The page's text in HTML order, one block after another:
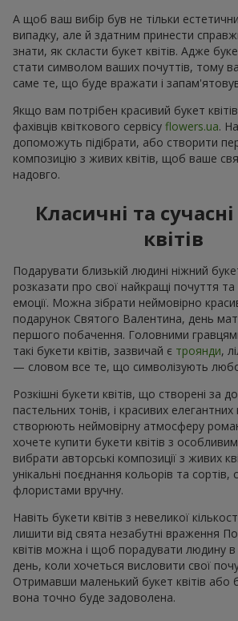
А щоб ваш вибір був не тільки
випадку, але й здатним принести
знати, як скласти букет квітів. Адже
стати символом ваших почуттів, тому
саме те, що буде вражати і
Якщо вам потрібен красивий букет
фахівців квіткового сервісу flowers.ua.
допоможуть підібрати, або створити
композицію з живих квітів, щоб ваше
надовго.
Класичні та
квітів
Подарувати близькій людині ніжний
розказати про свої найкращі почуття
емоції. Можна зібрати неймовірно
подарунок Святого Валентина, день
першого побачення. Головними
такі букети квітів, зазвичай є троянди,
— словом все те, що символізують
Розкішні букети квітів, що створені за
пастельних тонів, і красивих елегантних
створюють неймовірну атмосферу
хочете купити букети квітів з
вибрати авторські композиції з живих
унікальні поєднання кольорів та сортів,
флористами вручну.
Навіть букети квітів з невеликої
лишити від свята незабутні враження
квітів можна і щоб порадувати людину
день, коли хочеться висловити свої
Отримавши маленький букет квітів або
вона точно буде задоволена.